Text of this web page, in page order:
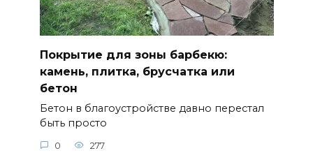
Покрытие для зоны барбекю:
камень, плитка, брусчатка или
бетон
Бетон в благоустройстве давно перестал
быть просто
0 277